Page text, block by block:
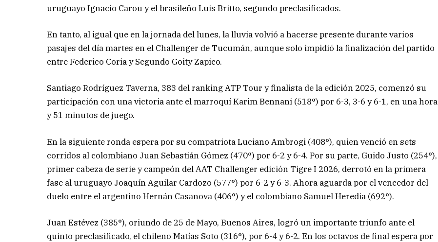
uruguayo Ignacio Carou y el brasileño Luis Britto, segundo preclasificados.
En tanto, al igual que en la jornada del lunes, la lluvia volvió a hacerse presente durante varios
pasajes del día martes en el Challenger de Tucumán, aunque solo impidió la finalización del partido
entre Federico Coria y Segundo Goity Zapico.
Santiago Rodríguez Taverna, 383 del ranking ATP Tour y finalista de la edición 2025, comenzó su
participación con una victoria ante el marroquí Karim Bennani (518°) por 6-3, 3-6 y 6-1, en una hora
y 51 minutos de juego.
En la siguiente ronda espera por su compatriota Luciano Ambrogi (408°), quien venció en sets
corridos al colombiano Juan Sebastián Gómez (470°) por 6-2 y 6-4. Por su parte, Guido Justo (254°),
primer cabeza de serie y campeón del AAT Challenger edición Tigre I 2026, derrotó en la primera
fase al uruguayo Joaquín Aguilar Cardozo (577°) por 6-2 y 6-3. Ahora aguarda por el vencedor del
duelo entre el argentino Hernán Casanova (406°) y el colombiano Samuel Heredia (692°).
Juan Estévez (385°), oriundo de 25 de Mayo, Buenos Aires, logró un importante triunfo ante el
quinto preclasificado, el chileno Matías Soto (316°), por 6-4 y 6-2. En los octavos de final espera por